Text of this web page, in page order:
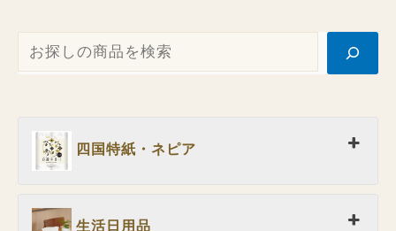
四国特紙・ネピア
生活日用品